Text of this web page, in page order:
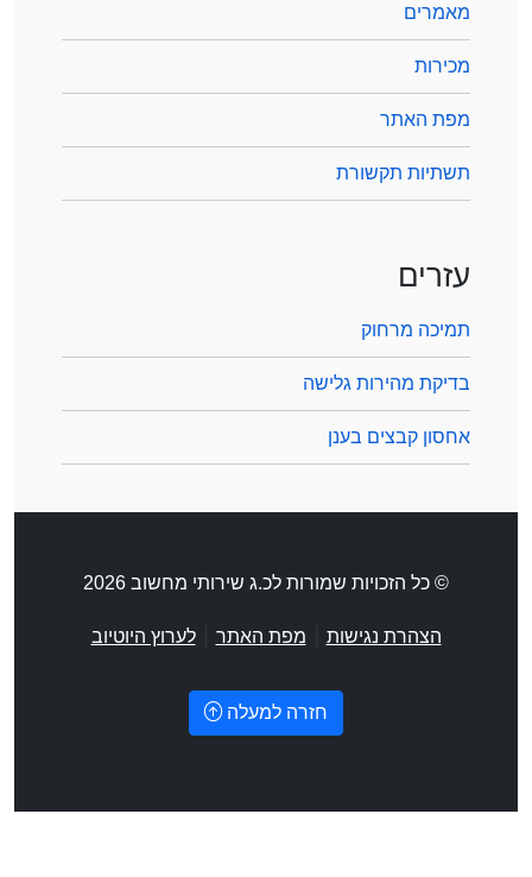
מאמרים
מכירות
מפת האתר
תשתיות תקשורת
עזרים
תמיכה מרחוק
בדיקת מהירות גלישה
אחסון קבצים בענן
© כל הזכויות שמורות לכ.ג שירותי מחשוב 2026
הצהרת נגישות מפת האתר |לערוץ היוטיוב
חזרה למעלה